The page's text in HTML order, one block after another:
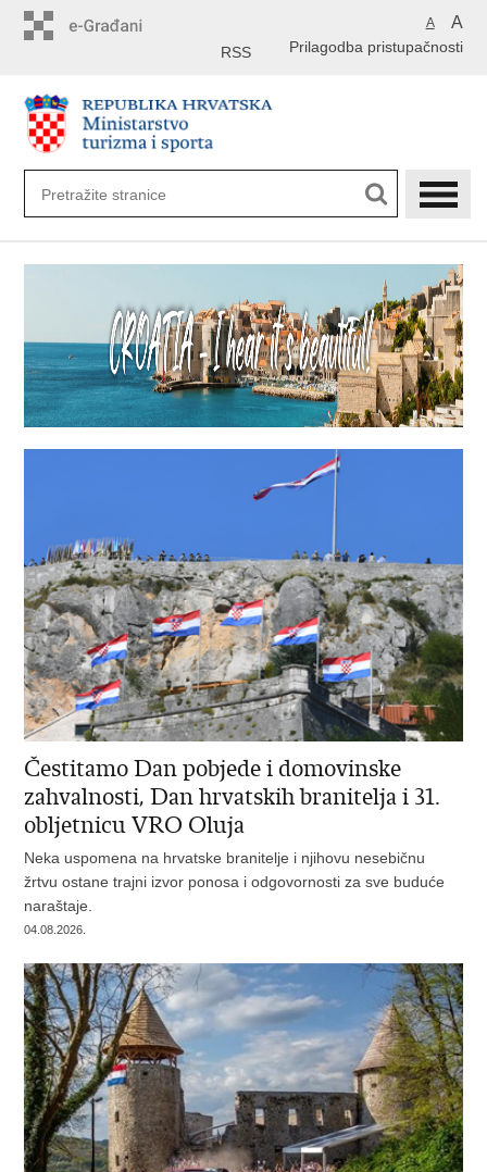
A A
Prilagodba pristupačnosti
RSS
Čestitamo Dan pobjede i domovinske
zahvalnosti, Dan hrvatskih branitelja i 31.
obljetnicu VRO Oluja
Neka uspomena na hrvatske branitelje i njihovu nesebičnu
žrtvu ostane trajni izvor ponosa i odgovornosti za sve buduće
naraštaje.
04.08.2026.